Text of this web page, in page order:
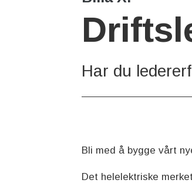
Har du
Bli med å bygge vårt
Det helelektriske